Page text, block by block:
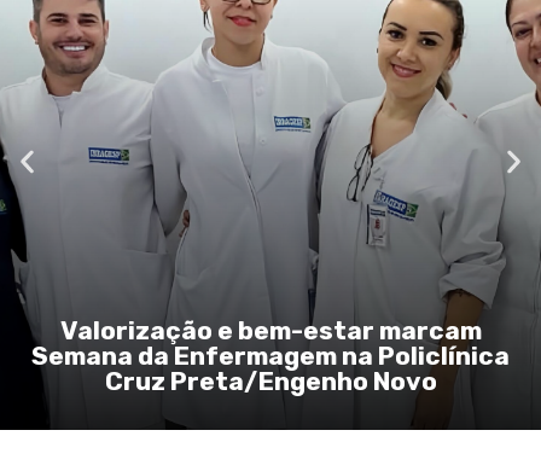
Valorização e bem-estar marcam
Semana da Enfermagem na Policlínica
Cruz Preta/Engenho Novo